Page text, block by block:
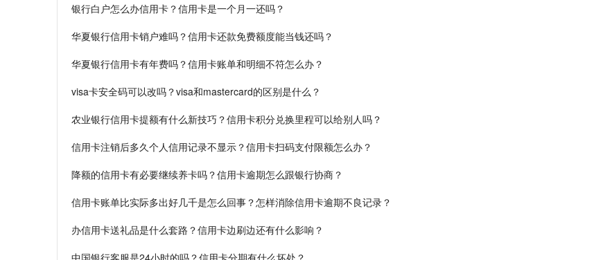
银行白户怎么办信用卡？信用卡是一个月一还吗？
华夏银行信用卡销户难吗？信用卡还款免费额度能当钱还吗？
华夏银行信用卡有年费吗？信用卡账单和明细不符怎么办？
visa卡安全码可以改吗？visa和mastercard的区别是什么？
农业银行信用卡提额有什么新技巧？信用卡积分兑换里程可以给别人吗？
信用卡注销后多久个人信用记录不显示？信用卡扫码支付限额怎么办？
降额的信用卡有必要继续养卡吗？信用卡逾期怎么跟银行协商？
信用卡账单比实际多出好几千是怎么回事？怎样消除信用卡逾期不良记录？
办信用卡送礼品是什么套路？信用卡边刷边还有什么影响？
中国银行客服是24小时的吗？信用卡分期有什么坏处？